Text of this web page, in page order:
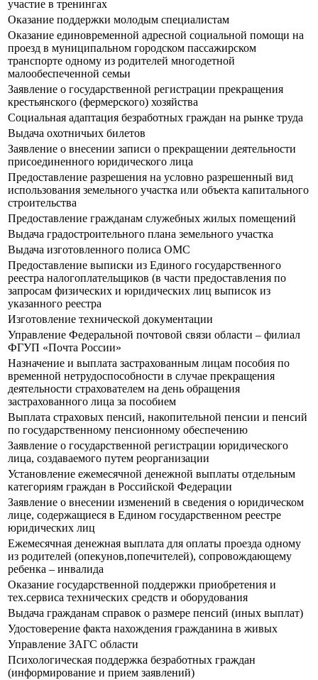
участие в тренингах
Оказание поддержки молодым специалистам
Оказание единовременной адресной социальной помощи на
проезд в муниципальном городском пассажирском
транспорте одному из родителей многодетной
малообеспеченной семьи
Заявление о государственной регистрации прекращения
крестьянского (фермерского) хозяйства
Социальная адаптация безработных граждан на рынке труда
Выдача охотничьих билетов
Заявление о внесении записи о прекращении деятельности
присоединенного юридического лица
Предоставление разрешения на условно разрешенный вид
использования земельного участка или объекта капитального
строительства
Предоставление гражданам служебных жилых помещений
Выдача градостроительного плана земельного участка
Выдача изготовленного полиса ОМС
Предоставление выписки из Единого государственного
реестра налогоплательщиков (в части предоставления по
запросам физических и юридических лиц выписок из
указанного реестра
Изготовление технической документации
Управление Федеральной почтовой связи области – филиал
ФГУП «Почта России»
Назначение и выплата застрахованным лицам пособия по
временной нетрудоспособности в случае прекращения
деятельности страхователем на день обращения
застрахованного лица за пособием
Выплата страховых пенсий, накопительной пенсии и пенсий
по государственному пенсионному обеспечению
Заявление о государственной регистрации юридического
лица, создаваемого путем реорганизации
Установление ежемесячной денежной выплаты отдельным
категориям граждан в Российской Федерации
Заявление о внесении изменений в сведения о юридическом
лице, содержащиеся в Едином государственном реестре
юридических лиц
Ежемесячная денежная выплата для оплаты проезда одному
из родителей (опекунов,попечителей), сопровождающему
ребенка – инвалида
Оказание государственной поддержки приобретения и
тех.сервиса технических средств и оборудования
Выдача гражданам справок о размере пенсий (иных выплат)
Удостоверение факта нахождения гражданина в живых
Управление ЗАГС области
Психологическая поддержка безработных граждан
(информирование и прием заявлений)